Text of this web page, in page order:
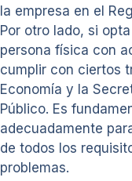
la empresa en el
Por otro lado, si
persona física con
cumplir con ciertos
Economía y la
Público. Es
adecuadamente
de todos los
problemas.